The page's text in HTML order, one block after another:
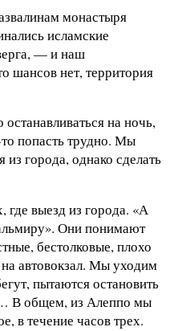
монастыря
исламские
— и наш
шансов нет, территория
на ночь,
попасть трудно. Мы
города, однако сделать
выезд из города. «А
Они понимают
бестолковые, плохо
автовокзал. Мы уходим
пытаются остановить
В общем, из Алеппо мы
в течение часов трех.